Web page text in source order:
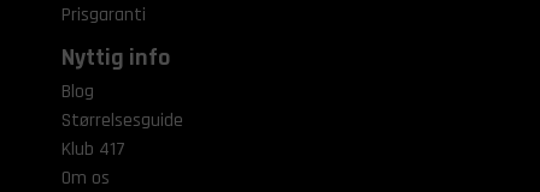
Prisgaranti
Nyttig info
Blog
Størrelsesguide
Klub 417
Om os